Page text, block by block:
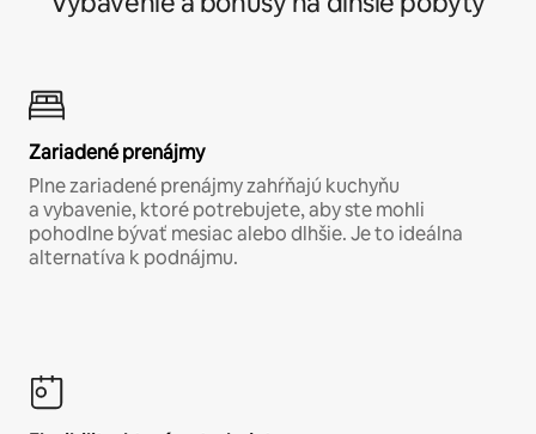
Zariadené prenájmy
Plne zariadené prenájmy zahŕňajú kuchyňu
a vybavenie, ktoré potrebujete, aby ste mohli
pohodlne bývať mesiac alebo dlhšie. Je to ideálna
alternatíva k podnájmu.